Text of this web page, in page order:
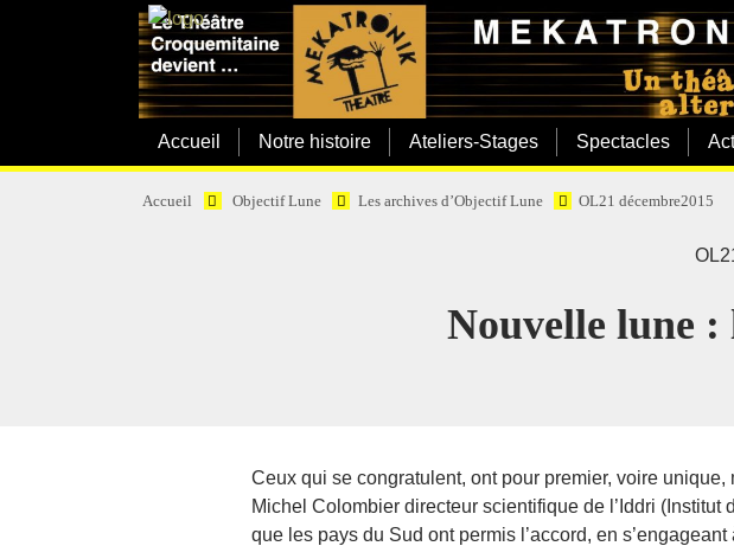
Accueil Notre histoire Ateliers-Stages Spectacles
Accueil Objectif Lune Les archives d’Objectif Lune OL21 décembre2015
Nouvelle lune
Ceux qui se congratulent, ont pour premier, voire
Michel Colombier directeur scientifique de l’Iddri
que les pays du Sud ont permis l’accord, en